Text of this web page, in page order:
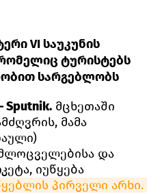
VI საუკუნის
ტურისტებს
სარგებლობს
Sputnik. მცხეთაში
მამა
და
იუწყება
პირველი არხი.